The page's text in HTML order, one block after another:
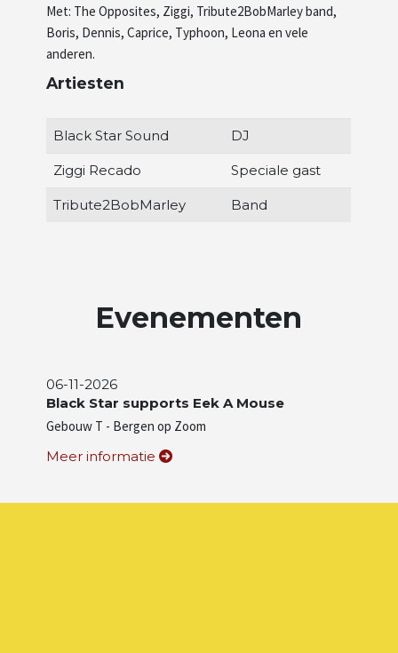
Met: The Opposites, Ziggi, Tribute2BobMarley band,
Boris, Dennis, Caprice, Typhoon, Leona en vele
anderen.
Artiesten
Black Star Sound DJ
Ziggi Recado Speciale gast
Tribute2BobMarley Band
Evenementen
06-11-2026
Black Star supports Eek A Mouse
Gebouw T - Bergen op Zoom
Meer informatie